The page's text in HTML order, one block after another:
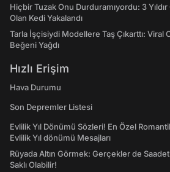
Hiçbir Tuzak Onu Durduramıyordu: 3
Olan Kedi Yakalandı
Tarla İşçisiydi Modellere Taş Çıkarttı: Viral
Beğeni Yağdı
Hızlı Erişim
Hava Durumu
Son Depremler Listesi
Evlilik Yıl Dönümü Sözleri! En Özel
Evlilik Yıl dönümü Mesajları
Rüyada Altın Görmek: Gerçekler de
Saklı Olabilir!